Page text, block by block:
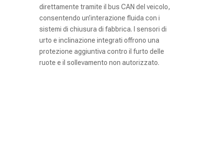
direttamente tramite il bus CAN del veicolo,
consentendo un’interazione fluida con i
sistemi di chiusura di fabbrica. I sensori di
urto e inclinazione integrati offrono una
protezione aggiuntiva contro il furto delle
ruote e il sollevamento non autorizzato.